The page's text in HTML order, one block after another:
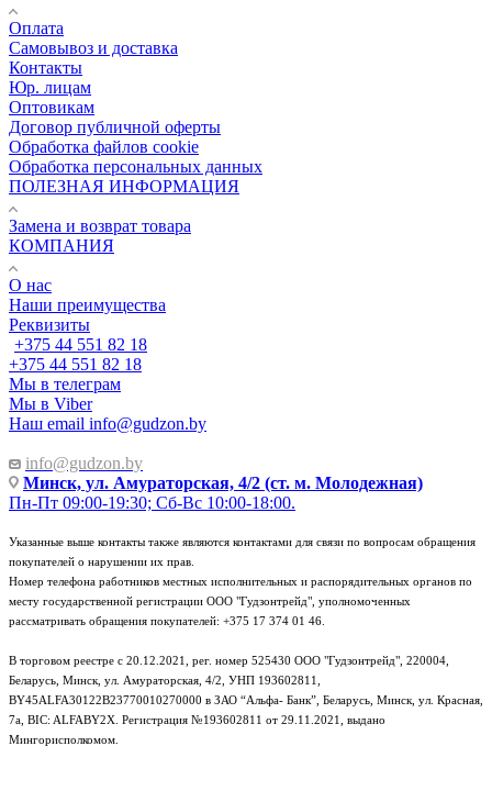
Оплата
Самовывоз и доставка
Контакты
Юр. лицам
Оптовикам
Договор публичной оферты
Обработка файлов cookie
Обработка персональных данных
ПОЛЕЗНАЯ ИНФОРМАЦИЯ
Замена и возврат товара
КОМПАНИЯ
О нас
Наши преимущества
Реквизиты
+375 44 551 82 18
+375 44 551 82 18
Мы в телеграм
Мы в Viber
Наш email info@gudzon.by
info@gudzon.by
Минск, ул. Амураторская, 4/2 (ст. м. Молодежная)
Пн-Пт 09:00-19:30; Сб-Вс 10:00-18:00.
Указанные выше контакты также являются контактами для связи по вопросам обращения
покупателей о нарушении их прав.
Номер телефона работников местных исполнительных и распорядительных органов по
месту государственной регистрации ООО "Гудзонтрейд", уполномоченных
рассматривать обращения покупателей: +375 17 374 01 46.
В торговом реестре с 20.12.2021, рег. номер 525430 ООО "Гудзонтрейд", 220004,
Беларусь, Минск, ул. Амураторская, 4/2, УНП 193602811,
BY45ALFA30122B23770010270000 в ЗАО “Альфа- Банк”, Беларусь, Минск, ул. Красная,
7а, BIC: ALFABY2X. Регистрация №193602811 от 29.11.2021, выдано
Мингорисполкомом.